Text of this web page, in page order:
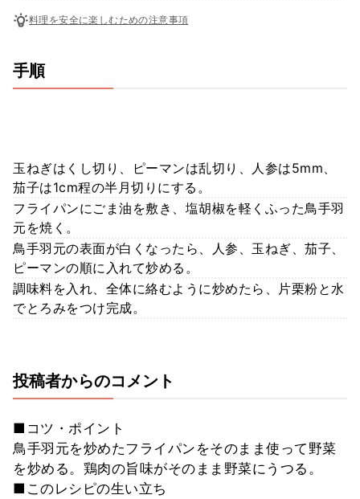
料理を安全に楽しむための注意事項
手順
玉ねぎはくし切り、ピーマンは乱切り、人参は5mm、
茄子は1cm程の半月切りにする。
フライパンにごま油を敷き、塩胡椒を軽くふった鳥手羽
元を焼く。
鳥手羽元の表面が白くなったら、人参、玉ねぎ、茄子、
ピーマンの順に入れて炒める。
調味料を入れ、全体に絡むように炒めたら、片栗粉と水
でとろみをつけ完成。
投稿者からのコメント
■コツ・ポイント
鳥手羽元を炒めたフライパンをそのまま使って野菜
を炒める。鶏肉の旨味がそのまま野菜にうつる。
■このレシピの生い立ち